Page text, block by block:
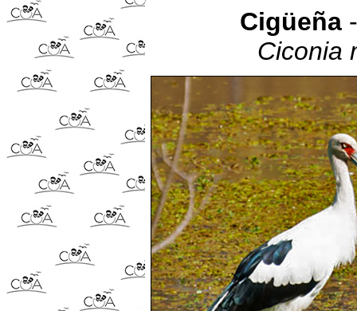
Cigüeña
Ciconia